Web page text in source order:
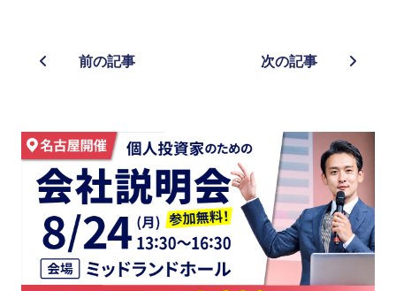
前の記事 次の記事